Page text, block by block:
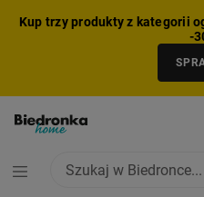
Kup trzy produkty z kategorii
-